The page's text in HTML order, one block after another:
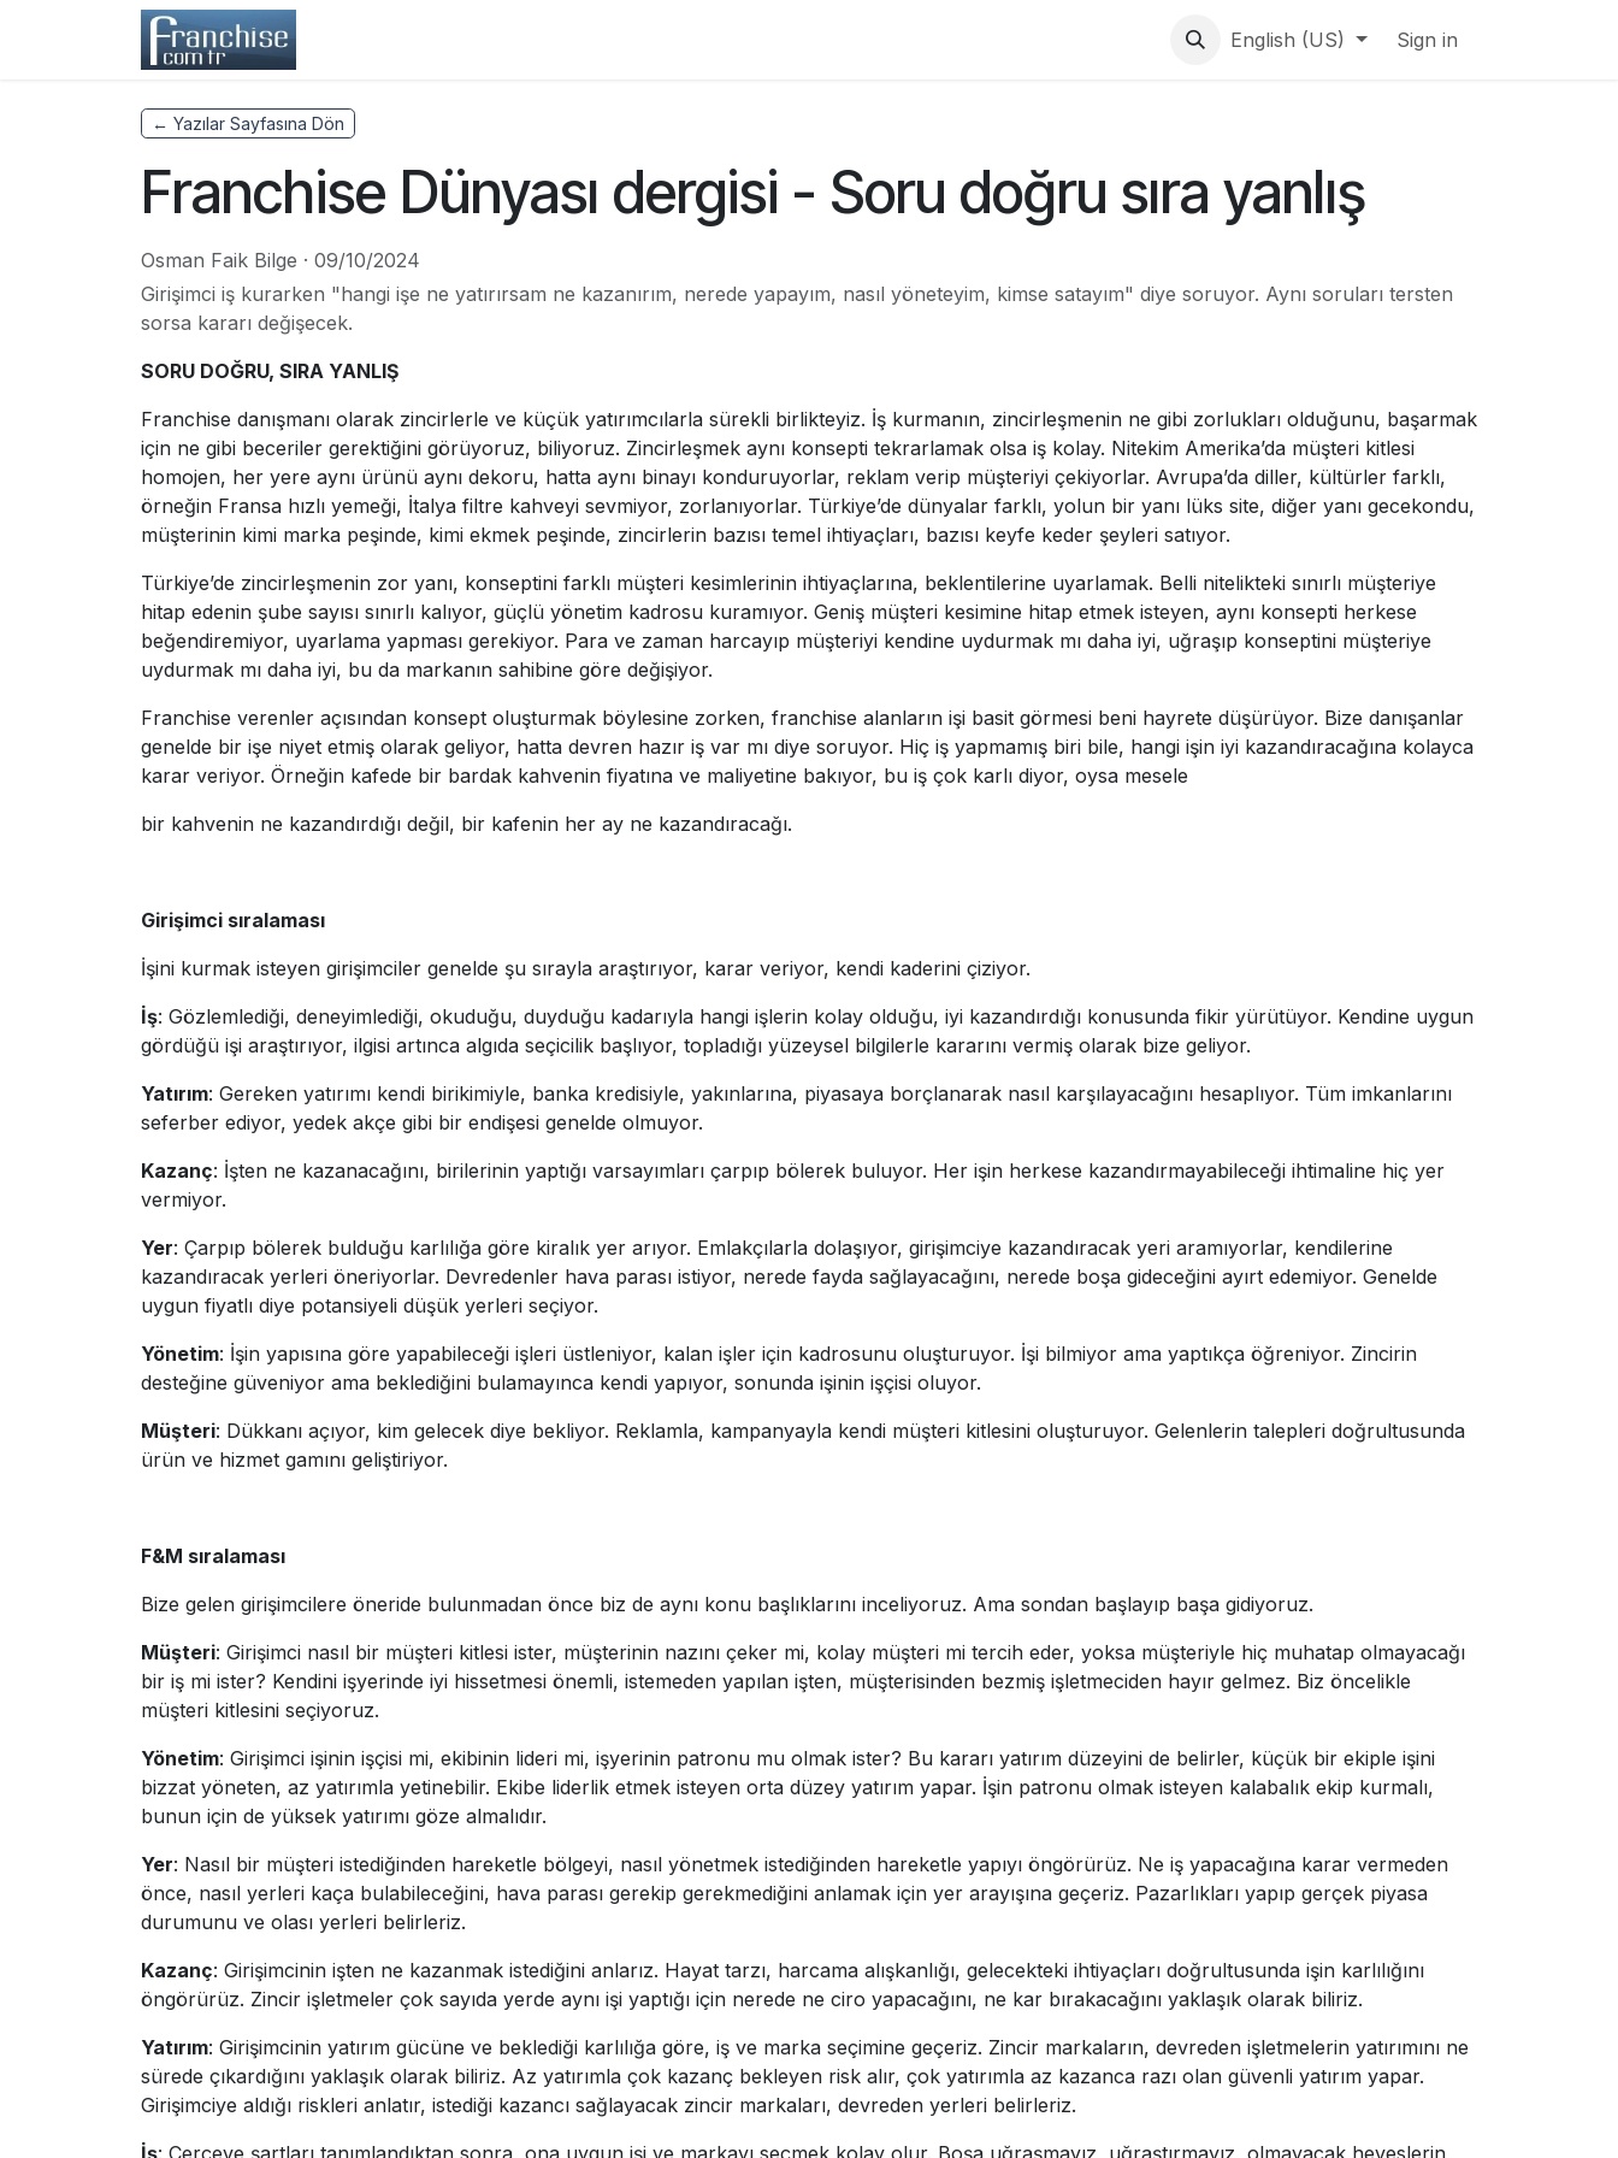
English (US) Sign in
← Yazılar Sayfasına Dön
Franchise Dünyası dergisi - Soru doğru sıra yanlış
Osman Faik Bilge · 09/10/2024
Girişimci iş kurarken "hangi işe ne yatırırsam ne kazanırım, nerede yapayım, nasıl yöneteyim, kimse satayım" diye soruyor. Aynı soruları tersten
sorsa kararı değişecek.
SORU DOĞRU, SIRA YANLIŞ
Franchise danışmanı olarak zincirlerle ve küçük yatırımcılarla sürekli birlikteyiz. İş kurmanın, zincirleşmenin ne gibi zorlukları olduğunu, başarmak
için ne gibi beceriler gerektiğini görüyoruz, biliyoruz. Zincirleşmek aynı konsepti tekrarlamak olsa iş kolay. Nitekim Amerika’da müşteri kitlesi
homojen, her yere aynı ürünü aynı dekoru, hatta aynı binayı konduruyorlar, reklam verip müşteriyi çekiyorlar. Avrupa’da diller, kültürler farklı,
örneğin Fransa hızlı yemeği, İtalya filtre kahveyi sevmiyor, zorlanıyorlar. Türkiye’de dünyalar farklı, yolun bir yanı lüks site, diğer yanı gecekondu,
müşterinin kimi marka peşinde, kimi ekmek peşinde, zincirlerin bazısı temel ihtiyaçları, bazısı keyfe keder şeyleri satıyor.
Türkiye’de zincirleşmenin zor yanı, konseptini farklı müşteri kesimlerinin ihtiyaçlarına, beklentilerine uyarlamak. Belli nitelikteki sınırlı müşteriye
hitap edenin şube sayısı sınırlı kalıyor, güçlü yönetim kadrosu kuramıyor. Geniş müşteri kesimine hitap etmek isteyen, aynı konsepti herkese
beğendiremiyor, uyarlama yapması gerekiyor. Para ve zaman harcayıp müşteriyi kendine uydurmak mı daha iyi, uğraşıp konseptini müşteriye
uydurmak mı daha iyi, bu da markanın sahibine göre değişiyor.
Franchise verenler açısından konsept oluşturmak böylesine zorken, franchise alanların işi basit görmesi beni hayrete düşürüyor. Bize danışanlar
genelde bir işe niyet etmiş olarak geliyor, hatta devren hazır iş var mı diye soruyor. Hiç iş yapmamış biri bile, hangi işin iyi kazandıracağına kolayca
karar veriyor. Örneğin kafede bir bardak kahvenin fiyatına ve maliyetine bakıyor, bu iş çok karlı diyor, oysa mesele
bir kahvenin ne kazandırdığı değil, bir kafenin her ay ne kazandıracağı.
Girişimci sıralaması
İşini kurmak isteyen girişimciler genelde şu sırayla araştırıyor, karar veriyor, kendi kaderini çiziyor.
İş: Gözlemlediği, deneyimlediği, okuduğu, duyduğu kadarıyla hangi işlerin kolay olduğu, iyi kazandırdığı konusunda fikir yürütüyor. Kendine uygun
gördüğü işi araştırıyor, ilgisi artınca algıda seçicilik başlıyor, topladığı yüzeysel bilgilerle kararını vermiş olarak bize geliyor.
Yatırım: Gereken yatırımı kendi birikimiyle, banka kredisiyle, yakınlarına, piyasaya borçlanarak nasıl karşılayacağını hesaplıyor. Tüm imkanlarını
seferber ediyor, yedek akçe gibi bir endişesi genelde olmuyor.
Kazanç: İşten ne kazanacağını, birilerinin yaptığı varsayımları çarpıp bölerek buluyor. Her işin herkese kazandırmayabileceği ihtimaline hiç yer
vermiyor.
Yer: Çarpıp bölerek bulduğu karlılığa göre kiralık yer arıyor. Emlakçılarla dolaşıyor, girişimciye kazandıracak yeri aramıyorlar, kendilerine
kazandıracak yerleri öneriyorlar. Devredenler hava parası istiyor, nerede fayda sağlayacağını, nerede boşa gideceğini ayırt edemiyor. Genelde
uygun fiyatlı diye potansiyeli düşük yerleri seçiyor.
Yönetim: İşin yapısına göre yapabileceği işleri üstleniyor, kalan işler için kadrosunu oluşturuyor. İşi bilmiyor ama yaptıkça öğreniyor. Zincirin
desteğine güveniyor ama beklediğini bulamayınca kendi yapıyor, sonunda işinin işçisi oluyor.
Müşteri: Dükkanı açıyor, kim gelecek diye bekliyor. Reklamla, kampanyayla kendi müşteri kitlesini oluşturuyor. Gelenlerin talepleri doğrultusunda
ürün ve hizmet gamını geliştiriyor.
F&M sıralaması
Bize gelen girişimcilere öneride bulunmadan önce biz de aynı konu başlıklarını inceliyoruz. Ama sondan başlayıp başa gidiyoruz.
Müşteri: Girişimci nasıl bir müşteri kitlesi ister, müşterinin nazını çeker mi, kolay müşteri mi tercih eder, yoksa müşteriyle hiç muhatap olmayacağı
bir iş mi ister? Kendini işyerinde iyi hissetmesi önemli, istemeden yapılan işten, müşterisinden bezmiş işletmeciden hayır gelmez. Biz öncelikle
müşteri kitlesini seçiyoruz.
Yönetim: Girişimci işinin işçisi mi, ekibinin lideri mi, işyerinin patronu mu olmak ister? Bu kararı yatırım düzeyini de belirler, küçük bir ekiple işini
bizzat yöneten, az yatırımla yetinebilir. Ekibe liderlik etmek isteyen orta düzey yatırım yapar. İşin patronu olmak isteyen kalabalık ekip kurmalı,
bunun için de yüksek yatırımı göze almalıdır.
Yer: Nasıl bir müşteri istediğinden hareketle bölgeyi, nasıl yönetmek istediğinden hareketle yapıyı öngörürüz. Ne iş yapacağına karar vermeden
önce, nasıl yerleri kaça bulabileceğini, hava parası gerekip gerekmediğini anlamak için yer arayışına geçeriz. Pazarlıkları yapıp gerçek piyasa
durumunu ve olası yerleri belirleriz.
Kazanç: Girişimcinin işten ne kazanmak istediğini anlarız. Hayat tarzı, harcama alışkanlığı, gelecekteki ihtiyaçları doğrultusunda işin karlılığını
öngörürüz. Zincir işletmeler çok sayıda yerde aynı işi yaptığı için nerede ne ciro yapacağını, ne kar bırakacağını yaklaşık olarak biliriz.
Yatırım: Girişimcinin yatırım gücüne ve beklediği karlılığa göre, iş ve marka seçimine geçeriz. Zincir markaların, devreden işletmelerin yatırımını ne
sürede çıkardığını yaklaşık olarak biliriz. Az yatırımla çok kazanç bekleyen risk alır, çok yatırımla az kazanca razı olan güvenli yatırım yapar.
Girişimciye aldığı riskleri anlatır, istediği kazancı sağlayacak zincir markaları, devreden yerleri belirleriz.
İş: Çerçeve şartları tanımlandıktan sonra, ona uygun işi ve markayı seçmek kolay olur. Boşa uğraşmayız, uğraştırmayız, olmayacak heveslerin